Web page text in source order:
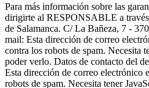
Para más información sobre las
dirigirte al RESPONSABLE a
de Salamanca. C/ La Bañeza, 7 -
mail: Esta dirección de correo
contra los robots de spam. Necesita
poder verlo. Datos de contacto del
Esta dirección de correo electrónico
robots de spam. Necesita tener